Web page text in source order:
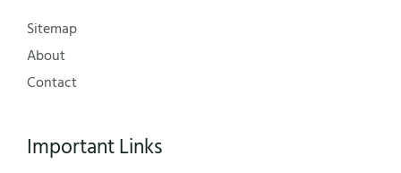
Sitemap
About
Contact
Important Links